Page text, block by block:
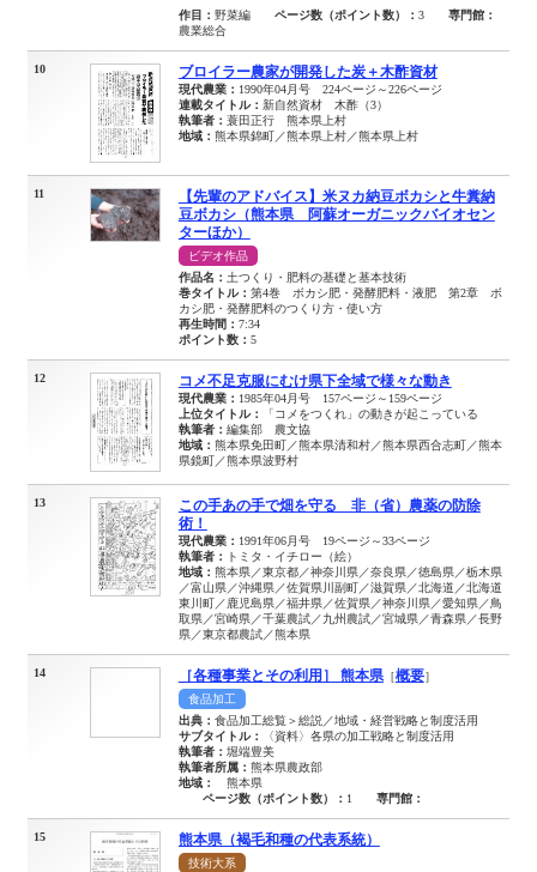
作目： 野菜編 ページ数（ポイント数）： 3
専門館：
農業総合
10 ブロイラー農家が開発した炭＋木酢資材
現代農業： 1990年04月号 224ページ～226ページ
連載タイトル： 新自然資材 木酢（3）
執筆者： 蓑田正行 熊本県上村
地域： 熊本県錦町／熊本県上村／熊本県上村
11
【先輩のアドバイス】米ヌカ納豆ボカシと牛糞納
豆ボカシ（熊本県 阿蘇オーガニックバイオセン
ターほか）
ビデオ作品
作品名： 土つくり・肥料の基礎と基本技術
巻タイトル： 第4巻 ボカシ肥・発酵肥料・液肥 第2章 ボ
カシ肥・発酵肥料のつくり方・使い方
再生時間： 7:34
ポイント数： 5
12 コメ不足克服にむけ県下全域で様々な動き
現代農業： 1985年04月号 157ページ～159ページ
上位タイトル：
「コメをつくれ」の動きが起こっている
執筆者： 編集部 農文協
地域： 熊本県免田町／熊本県清和村／熊本県西合志町／熊本
県鏡町／熊本県波野村
13
この手あの手で畑を守る 非（省）農薬の防除
術！
現代農業： 1991年06月号 19ページ～33ページ
執筆者：
トミタ・イチロー（絵）
地域： 熊本県／東京都／神奈川県／奈良県／徳島県／栃木県
／富山県／沖縄県／佐賀県川副町／滋賀県／北海道／北海道
東川町／鹿児島県／福井県／佐賀県／神奈川県／愛知県／鳥
取県／宮崎県／千葉農試／九州農試／宮城県／青森県／長野
県／東京都農試／熊本県
14 ［各種事業とその利用］ 熊本県［概要］
食品加工
出典： 食品加工総覧＞総説／地域・経営戦略と制度活用
サブタイトル：
〈資料〉各県の加工戦略と制度活用
執筆者： 堀端豊美
執筆者所属： 熊本県農政部
地域：
熊本県
ページ数（ポイント数）： 1 専門館：
15 熊本県（褐毛和種の代表系統）
技術大系